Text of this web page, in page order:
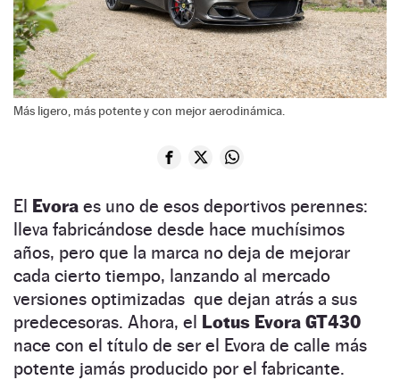
Más ligero, más potente y con mejor aerodinámica.
El Evora es uno de esos deportivos perennes:
lleva fabricándose desde hace muchísimos
años, pero que la marca no deja de mejorar
cada cierto tiempo, lanzando al mercado
versiones optimizadas que dejan atrás a sus
predecesoras. Ahora, el Lotus Evora GT430
nace con el título de ser el Evora de calle más
potente jamás producido por el fabricante.